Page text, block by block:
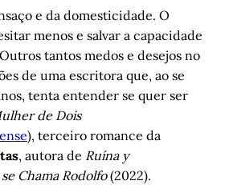
e da domesticidade. O
menos e salvar a capacidade
tantos medos e desejos no
de uma escritora que, ao se
tenta entender se quer ser
de Dois
), terceiro romance da
, autora de Ruína y
se Chama Rodolfo(2022).